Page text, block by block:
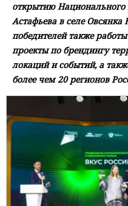
открытию Национального
Астафьева в селе Овсянка
победителей также
проекты по брендингу
локаций и событий, а
более чем 20 регионов